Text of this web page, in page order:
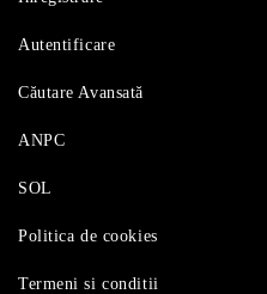
Autentificare
Căutare Avansată
ANPC
SOL
Politica de cookies
Termeni si conditii